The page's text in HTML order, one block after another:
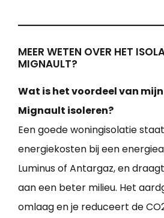
MEER WETEN OVER HET
MIGNAULT?
Wat is het voordeel van
Mignault isoleren?
Een goede woningisolatie
energiekosten bij een
Luminus of Antargaz, en
aan een beter milieu. Het
omlaag en je reduceert de